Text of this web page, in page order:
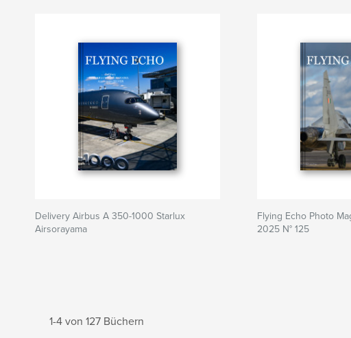
Delivery Airbus A 350-1000 Starlux
Airsorayama
Flying Echo Photo
2025 N° 125
1-4 von 127 Büchern